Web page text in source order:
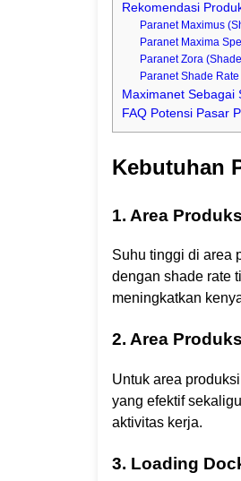
Rekomendasi
Paranet Maximus
Paranet Maxima
Paranet Zora
Paranet Shade
Maximanet Sebagai
FAQ Potensi Pasar
Kebutuhan
1. Area
Suhu tinggi di area
dengan shade rate
meningkatkan
2. Area
Untuk area
yang efektif
aktivitas kerja.
3. Loading